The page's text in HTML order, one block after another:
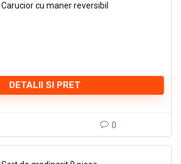
Carucior cu maner reversibil
DETALII SI PRET
0